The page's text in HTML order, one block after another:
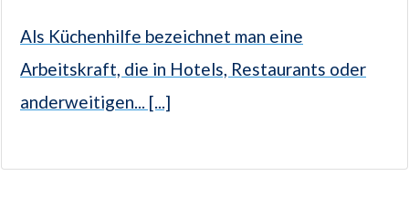
Als Küchenhilfe bezeichnet man eine
Arbeitskraft, die in Hotels, Restaurants oder
anderweitigen... [...]